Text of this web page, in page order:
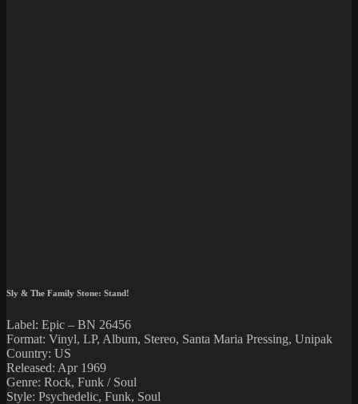
Sly & The Family Stone: Stand!
Label: Epic – BN 26456
Format: Vinyl, LP, Album, Stereo, Santa Maria Pressing, Unipak
Country: US
Released: Apr 1969
Genre: Rock, Funk / Soul
Style: Psychedelic, Funk, Soul